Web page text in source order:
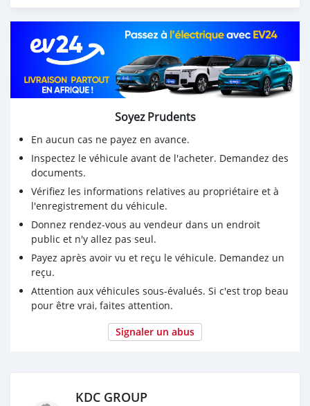
Soyez Prudents
En aucun cas ne payez en avance.
Inspectez le véhicule avant de l'acheter. Demandez des
documents.
Vérifiez les informations relatives au propriétaire et à
l'enregistrement du véhicule.
Donnez rendez-vous au vendeur dans un endroit
public et n'y allez pas seul.
Payez après avoir vu et reçu le véhicule. Demandez un
reçu.
Attention aux véhicules sous-évalués. Si c'est trop beau
pour être vrai, faites attention.
Signaler un abus
KDC GROUP